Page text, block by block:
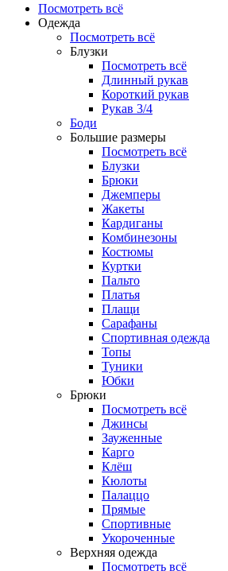
Посмотреть всё
Одежда
Посмотреть всё
Блузки
Посмотреть всё
Длинный рукав
Короткий рукав
Рукав 3/4
Боди
Большие размеры
Посмотреть всё
Блузки
Брюки
Джемперы
Жакеты
Кардиганы
Комбинезоны
Костюмы
Куртки
Пальто
Платья
Плащи
Сарафаны
Спортивная одежда
Топы
Туники
Юбки
Брюки
Посмотреть всё
Джинсы
Зауженные
Карго
Клёш
Кюлоты
Палаццо
Прямые
Спортивные
Укороченные
Верхняя одежда
Посмотреть всё